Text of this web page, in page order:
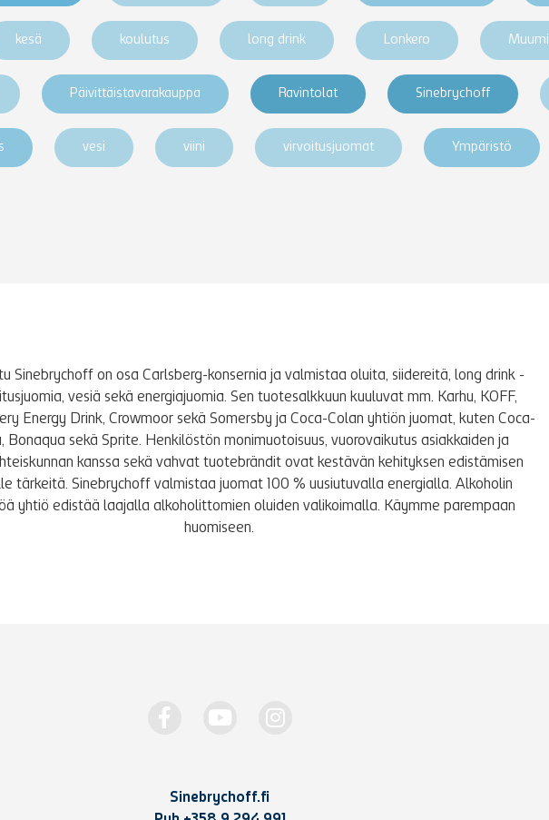
kesä koulutus long drink Lonkero Muumi
Päivittäistavarakauppa Ravintolat Sinebrychoff
vesi viini virvoitusjuomat Ympäristö
Sinebrychoff on osa Carlsberg-konsernia ja valmistaa oluita, siidereitä, long drink -
vesiä sekä energiajuomia. Sen tuotesalkkuun kuuluvat mm. Karhu, KOFF,
Energy Drink, Crowmoor sekä Somersby ja Coca-Colan yhtiön juomat, kuten Coca-
Bonaqua sekä Sprite. Henkilöstön monimuotoisuus, vuorovaikutus asiakkaiden ja
kanssa sekä vahvat tuotebrändit ovat kestävän kehityksen edistämisen
tärkeitä. Sinebrychoff valmistaa juomat 100 % uusiutuvalla energialla. Alkoholin
yhtiö edistää laajalla alkoholittomien oluiden valikoimalla. Käymme parempaan
huomiseen.
Sinebrychoff.fi